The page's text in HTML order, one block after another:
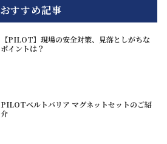
おすすめ記事
【PILOT】現場の安全対策、見落としがちな
ポイントは？
PILOTベルトバリア マグネットセットのご紹
介